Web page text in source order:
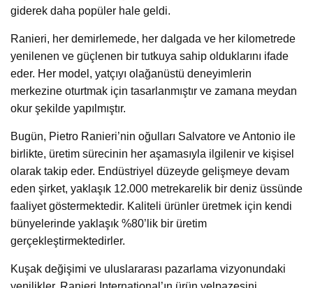
giderek daha popüler hale geldi.
Ranieri, her demirlemede, her dalgada ve her kilometrede
yenilenen ve güçlenen bir tutkuya sahip olduklarını ifade
eder. Her model, yatçıyı olağanüstü deneyimlerin
merkezine oturtmak için tasarlanmıştır ve zamana meydan
okur şekilde yapılmıştır.
Bugün, Pietro Ranieri’nin oğulları Salvatore ve Antonio ile
birlikte, üretim sürecinin her aşamasıyla ilgilenir ve kişisel
olarak takip eder. Endüstriyel düzeyde gelişmeye devam
eden şirket, yaklaşık 12.000 metrekarelik bir deniz üssünde
faaliyet göstermektedir. Kaliteli ürünler üretmek için kendi
bünyelerinde yaklaşık %80’lik bir üretim
gerçekleştirmektedirler.
Kuşak değişimi ve uluslararası pazarlama vizyonundaki